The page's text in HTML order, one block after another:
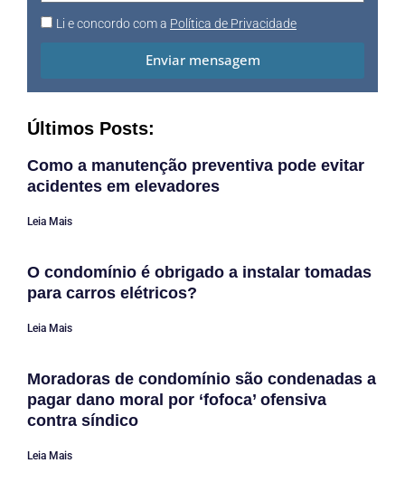
Li e concordo com a Política de Privacidade
Enviar mensagem
Últimos Posts:
Como a manutenção preventiva pode evitar
acidentes em elevadores
Leia Mais
O condomínio é obrigado a instalar tomadas
para carros elétricos?
Leia Mais
Moradoras de condomínio são condenadas a
pagar dano moral por ‘fofoca’ ofensiva
contra síndico
Leia Mais